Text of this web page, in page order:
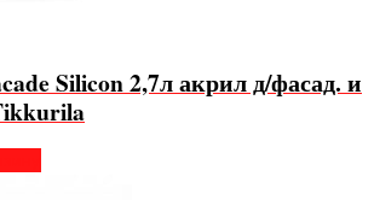
Silicon 2,7л акрил д/фасад. и